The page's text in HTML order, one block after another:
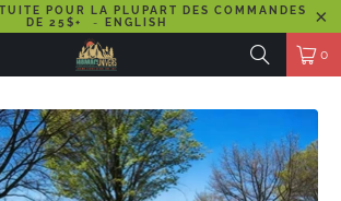
POUR LA PLUPART DES COMMANDES
DE 25$+
- ENGLISH
0